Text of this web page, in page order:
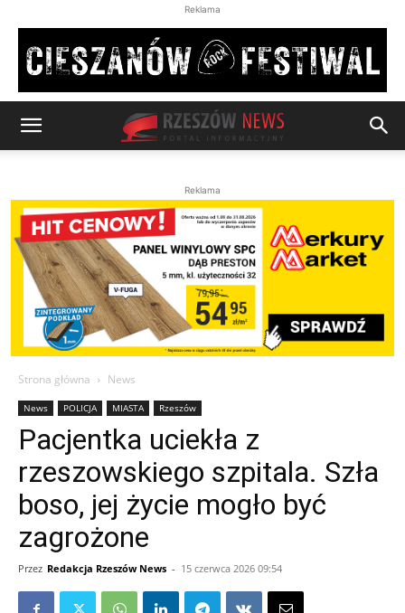
Reklama
Reklama
Strona główna News
News POLICJA MIASTA Rzeszów
Pacjentka uciekła z
rzeszowskiego szpitala. Szła
boso, jej życie mogło być
zagrożone
Przez Redakcja Rzeszów News - 15 czerwca 2026 09:54